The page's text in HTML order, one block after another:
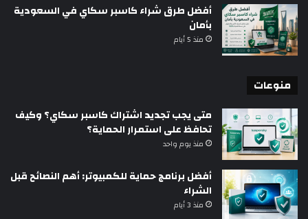
أفضل طرق شراء كاسبر سكاي في السعودية
بأمان
منذ 5 أيام
منوعات
متى يجب تجديد اشتراك كاسبر سكاي؟ وكيف
تحافظ على استمرار الحماية؟
منذ يوم واحد
أفضل برنامج حماية للكمبيوتر: أهم النصائح قبل
الشراء
منذ 3 أيام